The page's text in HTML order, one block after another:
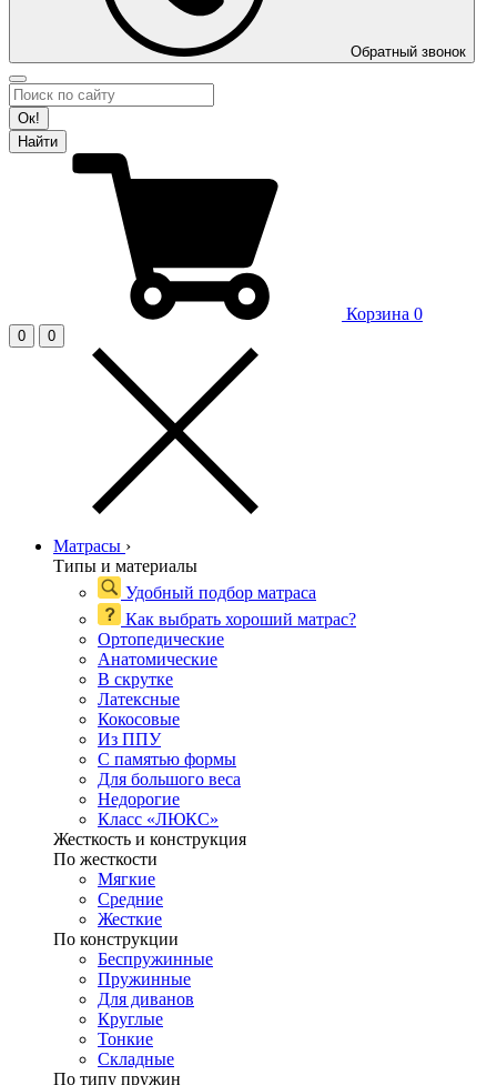
Обратный звонок
Ок!
Найти
Корзина 0
0 0
Матрасы ›
Типы и материалы
Удобный подбор матраса
Как выбрать хороший матрас?
Ортопедические
Анатомические
В скрутке
Латексные
Кокосовые
Из ППУ
С памятью формы
Для большого веса
Недорогие
Класс «ЛЮКС»
Жесткость и конструкция
По жесткости
Мягкие
Средние
Жесткие
По конструкции
Беспружинные
Пружинные
Для диванов
Круглые
Тонкие
Складные
По типу пружин